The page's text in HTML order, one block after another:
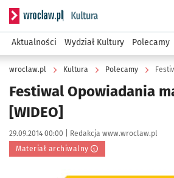
Serwis informacyjny wroclaw.pl
Aktualności Wydział Kultury Polecamy
wroclaw.pl Kultura Polecamy
Festiwal Opowiadania
[WIDEO]
Data publikacji:
29.09.2014 00:00 | Autor:
Redakcja www.wroclaw.pl
Materiał archiwalny
Kliknij, aby powiększyć